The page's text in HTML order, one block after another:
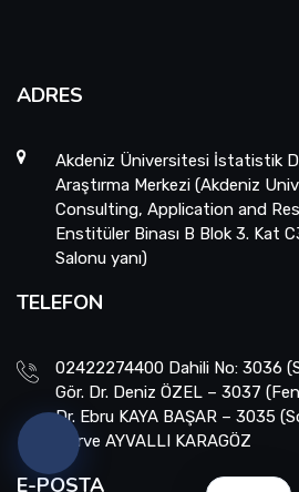
ADRES
Akdeniz Üniversitesi İstatistik
Araştırma Merkezi (Akdeniz
Consulting, Application and
Enstitüler Binası B Blok 3. Kat
Salonu yanı)
TELEFON
02422274400 Dahili No: 3036
Gör. Dr. Deniz ÖZEL – 3037
Dr. Ebru KAYA BAŞAR – 3035
Merve AYVALLI KARAGÖZ
E-POSTA